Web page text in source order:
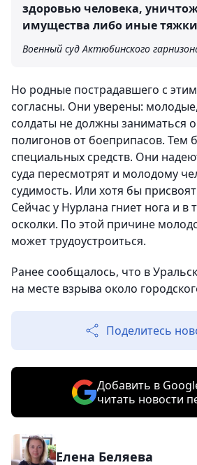
здоровью человека,
имущества либо иные
Военный суд Актюбинского
Но родные пострадавшего с
согласны. Они уверены:
солдаты не должны заниматься
полигонов от боеприпасов. Тем
специальных средств. Они
суда пересмотрят и молодому
судимость. Или хотя бы
Сейчас у Нурлана гниет нога и в
осколки. По этой причине
может трудоустроиться.
Ранее сообщалось, что в
на месте взрыва около
Поделитесь
Добавить в
читать новости
Елена Беляева